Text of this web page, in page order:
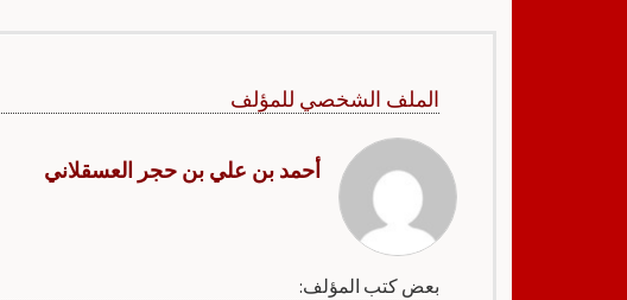
الملف الشخصي للمؤلف
أحمد بن علي بن حجر العسقلاني
بعض كتب المؤلف: